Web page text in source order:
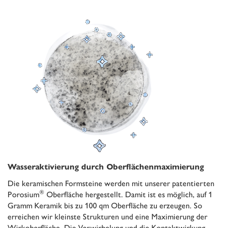
Wasseraktivierung durch Oberflächenmaximierung
Die keramischen Formsteine werden mit unserer patentierten
Porosium® Oberfläche hergestellt. Damit ist es möglich, auf 1
Gramm Keramik bis zu 100 qm Oberfläche zu erzeugen. So
erreichen wir kleinste Strukturen und eine Maximierung der